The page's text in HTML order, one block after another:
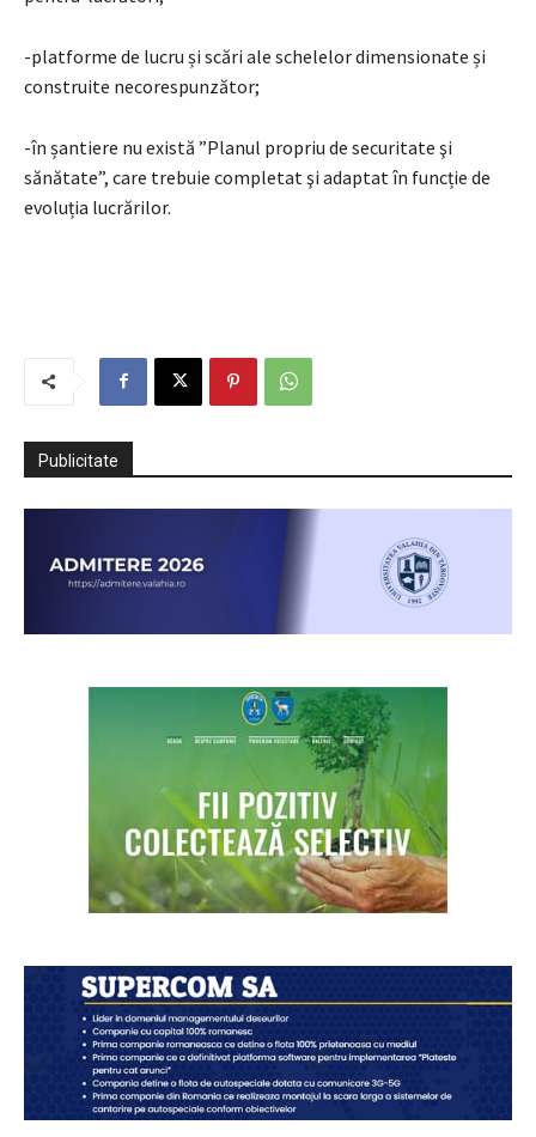
-platforme de lucru și scări ale schelelor dimensionate și
construite necorespunzător;
-în șantiere nu există ”Planul propriu de securitate şi
sănătate”, care trebuie completat şi adaptat în funcție de
evoluția lucrărilor.
Publicitate